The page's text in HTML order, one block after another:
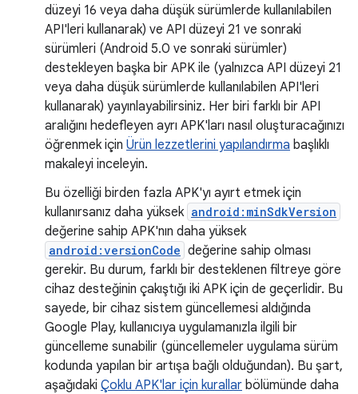
düzeyi 16 veya daha düşük sürümlerde kullanılabilen
API'leri kullanarak) ve API düzeyi 21 ve sonraki
sürümleri (Android 5.0 ve sonraki sürümler)
destekleyen başka bir APK ile (yalnızca API düzeyi 21
veya daha düşük sürümlerde kullanılabilen API'leri
kullanarak) yayınlayabilirsiniz. Her biri farklı bir API
aralığını hedefleyen ayrı APK'ları nasıl oluşturacağınızı
öğrenmek için Ürün lezzetlerini yapılandırma başlıklı
makaleyi inceleyin.
Bu özelliği birden fazla APK'yı ayırt etmek için
kullanırsanız daha yüksek android:minSdkVersion
değerine sahip APK'nın daha yüksek
android:versionCode değerine sahip olması
gerekir. Bu durum, farklı bir desteklenen filtreye göre
cihaz desteğinin çakıştığı iki APK için de geçerlidir. Bu
sayede, bir cihaz sistem güncellemesi aldığında
Google Play, kullanıcıya uygulamanızla ilgili bir
güncelleme sunabilir (güncellemeler uygulama sürüm
kodunda yapılan bir artışa bağlı olduğundan). Bu şart,
aşağıdaki Çoklu APK'lar için kurallar bölümünde daha